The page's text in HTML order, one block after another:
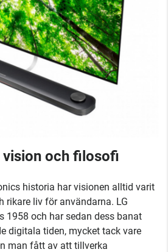
vision och filosofi
historia har visionen alltid varit
rikare liv för användarna. LG
1958 och har sedan dess banat
digitala tiden, mycket tack vare
man fått av att tillverka